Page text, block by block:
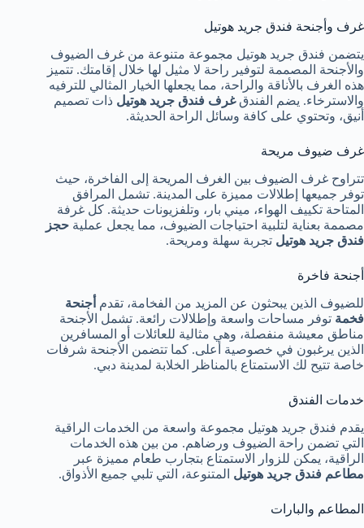
غرف وأجنحة فندق جريد هوتيل
يتضمن فندق جريد هوتيل مجموعة متنوعة من غرف الضيوف
والأجنحة المصممة لتوفير راحة لا مثيل لها خلال إقامتك. تتميز
هذه الغرف بالأناقة والراحة، مما يجعلها الخيار المثالي للترفيه
والاسترخاء. يضم الفندقغرف فندق جريد هوتيل ذات تصميم
أنيق، وتحتوي على كافة وسائل الراحة الحديثة.
غرف ضيوف مريحة
تتراوح غرف الضيوف بين الغرف المريحة إلى الفاخرة، حيث
توفر جميعها إطلالات مميزة على المدينة. تشمل المرافق
المتاحة تكييف الهواء، ميني بار، وتلفزيونات حديثة. كل غرفة
مصممة بعناية لتلبية احتياجات الضيوف، مما يجعل عملية حجز
فندق جريد هوتيل تجربة سهلة ومريحة.
أجنحة فاخرة
للضيوف الذين يبحثون عن المزيد من الفخامة، تقدم أجنحة
فخمة توفر مساحات واسعة وإطلالات رائعة. تشمل الأجنحة
مناطق معيشة منفصلة، وهي مثالية للعائلات أو المسافرين
الذين يرغبون في خصوصية أعلى. كما تتضمن الأجنحة شرفات
خاصة تتيح لك الاستمتاع بالمناظر الخلابة لمدينة دبي.
خدمات الفندق
يقدم فندق جريد هوتيل مجموعة واسعة من الخدمات الراقية
التي تضمن راحة الضيوف ورضاهم. من بين هذه الخدمات
الراقية، يمكن للزوار الاستمتاع بتجارب طعام مميزة عبر
مطاعم فندق جريد هوتيل المتنوعة، التي تلبي جميع الأذواق.
المطاعم والبارات